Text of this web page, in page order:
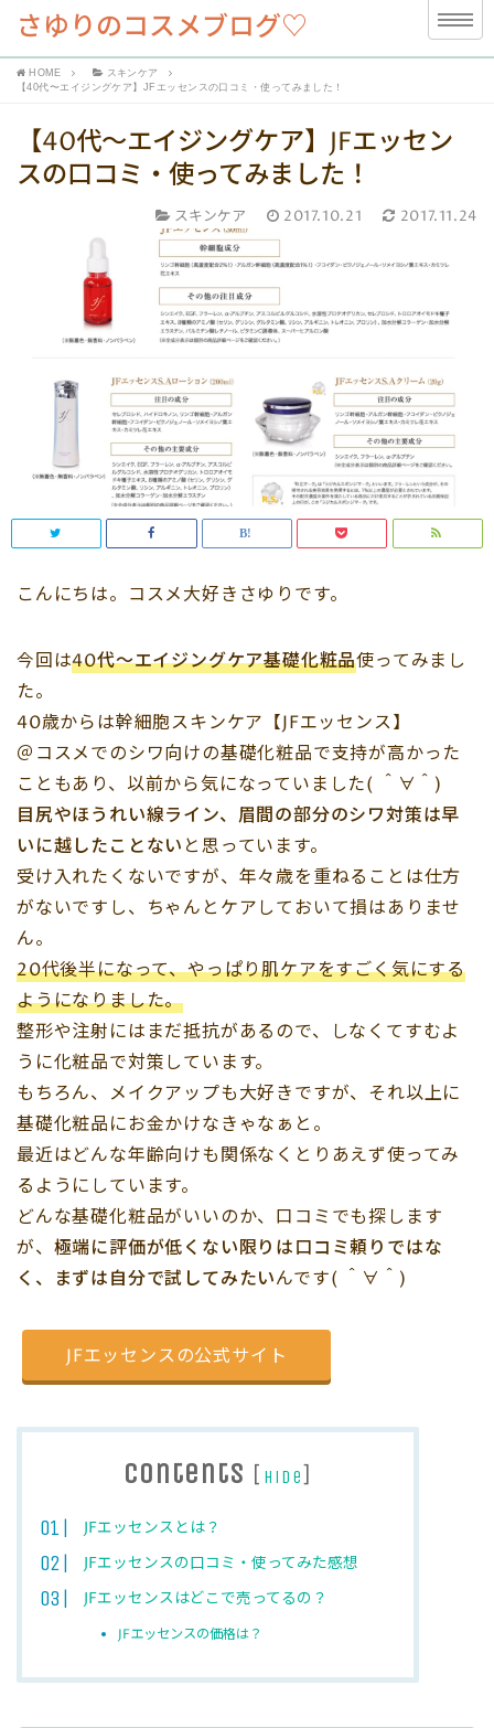
さゆりのコスメブログ♡
HOME
スキンケア
【40代〜エイジングケア】JFエッセンスの口コミ・使ってみました！
【40代〜エイジングケア】JFエッセン
スの口コミ・使ってみました！
スキンケア 2017.10.21 2017.11.24
こんにちは。コスメ大好きさゆりです。
今回は40代〜エイジングケア基礎化粧品使ってみまし
た。
40歳からは幹細胞スキンケア【JFエッセンス】
＠コスメでのシワ向けの基礎化粧品で支持が高かった
こともあり、以前から気になっていました( ＾∀＾)
目尻やほうれい線ライン、眉間の部分のシワ対策は早
いに越したことない と思っています。
受け入れたくないですが、年々歳を重ねることは仕方
がないですし、ちゃんとケアしておいて損はありませ
ん。
20代後半になって、やっぱり肌ケアをすごく気にする
ようになりました。
整形や注射にはまだ抵抗があるので、しなくてすむよ
うに化粧品で対策しています。
もちろん、メイクアップも大好きですが、それ以上に
基礎化粧品にお金かけなきゃなぁと。
最近はどんな年齢向けも関係なくとりあえず使ってみ
るようにしています。
どんな基礎化粧品がいいのか、口コミでも探します
が、 極端に評価が低くない限りは口コミ頼りではな
く、まずは自分で試してみたいんです( ＾∀＾)
JFエッセンスの公式サイト
Contents [ hide]
JFエッセンスとは？
JFエッセンスの口コミ・使ってみた感想
JFエッセンスはどこで売ってるの？
JFエッセンスの価格は？